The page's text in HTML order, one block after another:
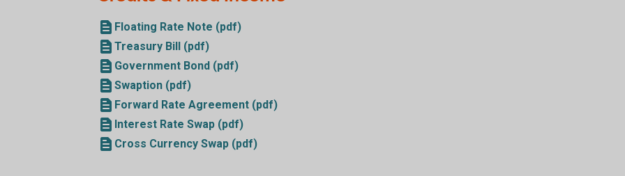
Floating Rate Note (pdf)
Treasury Bill (pdf)
Government Bond (pdf)
Swaption (pdf)
Forward Rate Agreement (pdf)
Interest Rate Swap (pdf)
Cross Currency Swap (pdf)